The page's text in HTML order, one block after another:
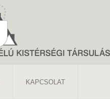
KAPCSOLAT